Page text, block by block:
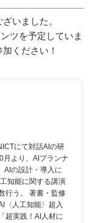
いました。
ツを予定していま
ください！
にて対話AIの研
月より、AIプランナ
AIの設計・導入に
知能に関する講演
行う。 著書・監修
〈人工知能〉超入
超実践！AI人材に